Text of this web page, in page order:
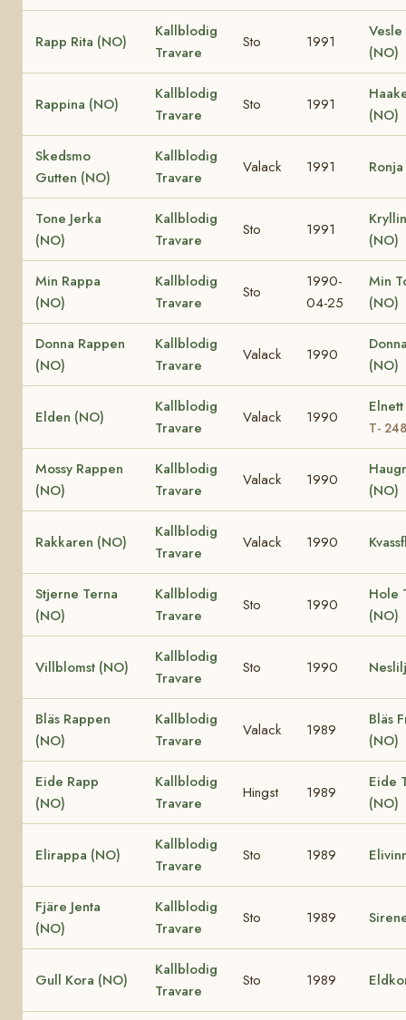
Rapp Rita (NO)
Kallblodig
Travare
Sto 1991
Vesle
(NO)
Rappina (NO)
Kallblodig
Travare
Sto 1991
(NO)
Skedsmo
Gutten (NO)
Kallblodig
Travare
Valack 1991
Tone Jerka
(NO)
Kallblodig
Travare
Sto 1991
(NO)
Min Rappa
(NO)
Kallblodig
Travare
Sto
1990-
04-25
Min
(NO)
Donna Rappen
(NO)
Kallblodig
Travare
Valack 1990
(NO)
Elden (NO)
Kallblodig
Travare
Valack 1990
T-
Mossy Rappen
(NO)
Kallblodig
Travare
Valack 1990
(NO)
Rakkaren (NO)
Kallblodig
Travare
Valack 1990
Stjerne Terna
(NO)
Kallblodig
Travare
Sto 1990
Hole
(NO)
Villblomst (NO)
Kallblodig
Travare
Sto 1990
Bläs Rappen
(NO)
Kallblodig
Travare
Valack 1989
Bläs
(NO)
Eide Rapp
(NO)
Kallblodig
Travare
Hingst 1989
Eide
(NO)
Elirappa (NO)
Kallblodig
Travare
Sto 1989
Fjäre Jenta
(NO)
Kallblodig
Travare
Sto 1989
Gull Kora (NO)
Kallblodig
Travare
Sto 1989